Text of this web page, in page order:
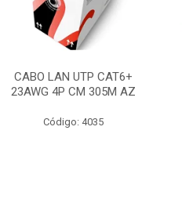
CABO LAN UTP CAT6+
23AWG 4P CM 305M AZ
Código: 4035